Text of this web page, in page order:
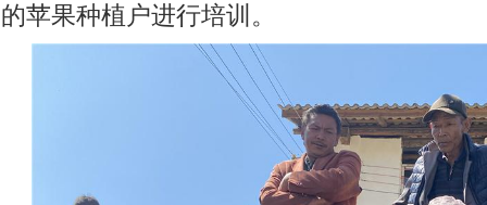
的苹果种植户进行培训。